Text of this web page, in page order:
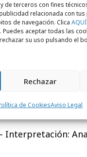
de terceros con fines
relacionada con
de navegación. Clica AQUÍ
Puedes aceptar todas las
su uso pulsando el
Rechazar
de CookiesAviso Legal
Maria
92)
Interpretación: